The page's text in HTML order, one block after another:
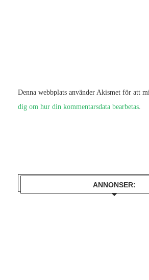
Denna webbplats använder Akismet för att
dig om hur din kommentarsdata bearbetas
ANNONSER: